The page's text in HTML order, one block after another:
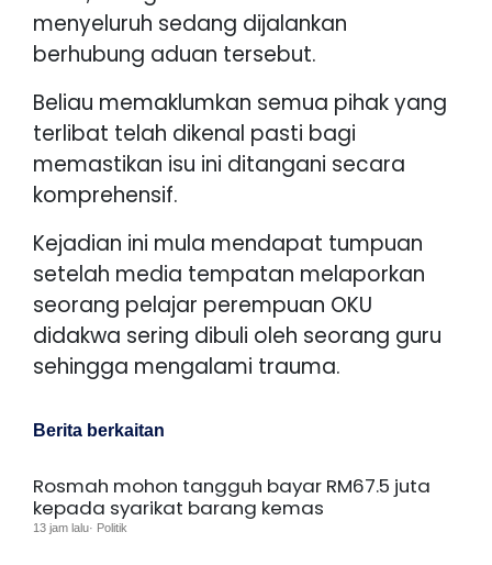
menyeluruh sedang dijalankan
berhubung aduan tersebut.
Beliau memaklumkan semua pihak yang
terlibat telah dikenal pasti bagi
memastikan isu ini ditangani secara
komprehensif.
Kejadian ini mula mendapat tumpuan
setelah media tempatan melaporkan
seorang pelajar perempuan OKU
didakwa sering dibuli oleh seorang guru
sehingga mengalami trauma.
Berita berkaitan
Rosmah mohon tangguh bayar RM67.5 juta
kepada syarikat barang kemas
13 jam lalu· Politik